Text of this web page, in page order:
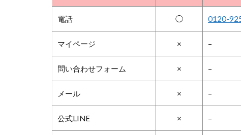
電話 ◯ 0120-
マイページ × –
問い合わせフォーム × –
メール × –
公式LINE × –